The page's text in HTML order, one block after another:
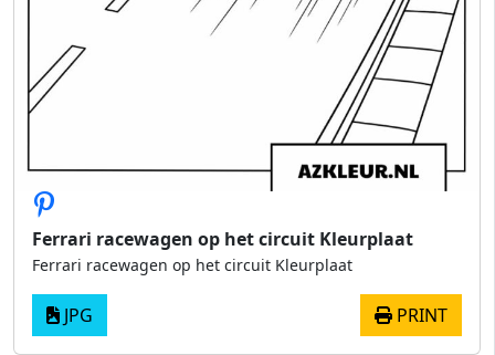
Ferrari racewagen op het circuit Kleurplaat
Ferrari racewagen op het circuit Kleurplaat
JPG PRINT